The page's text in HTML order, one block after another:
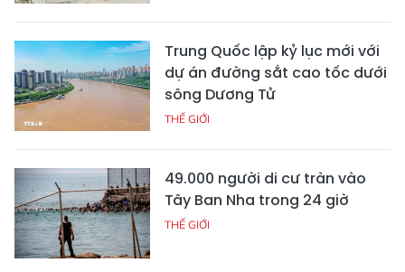
Trung Quốc lập kỷ lục mới với
dự án đường sắt cao tốc dưới
sông Dương Tử
THẾ GIỚI
49.000 người di cư tràn vào
Tây Ban Nha trong 24 giờ
THẾ GIỚI